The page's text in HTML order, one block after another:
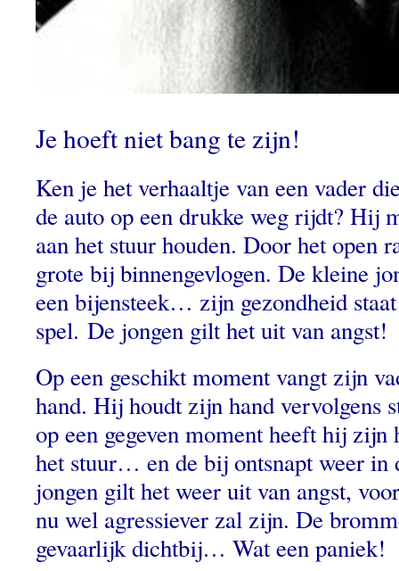
Je hoeft niet bang te zijn!
Ken je het verhaaltje van een vader
de auto op een drukke weg rijdt? Hij
aan het stuur houden. Door het open
grote bij binnengevlogen. De kleine
een bijensteek… zijn gezondheid
spel. De jongen gilt het uit van angst!
Op een geschikt moment vangt zijn
hand. Hij houdt zijn hand vervolgens
op een gegeven moment heeft hij zijn
het stuur… en de bij ontsnapt weer in
jongen gilt het weer uit van angst,
nu wel agressiever zal zijn. De
gevaarlijk dichtbij… Wat een paniek!